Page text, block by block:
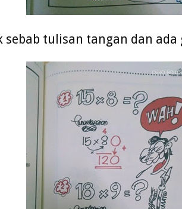
sebab tulisan tangan dan